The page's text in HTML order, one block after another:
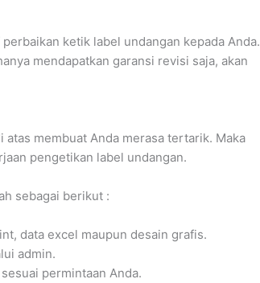
ketik label undangan kepada Anda.
mendapatkan garansi revisi saja, akan
membuat Anda merasa tertarik. Maka
pengetikan label undangan.
sebagai berikut :
data excel maupun desain grafis.
admin.
permintaan Anda.